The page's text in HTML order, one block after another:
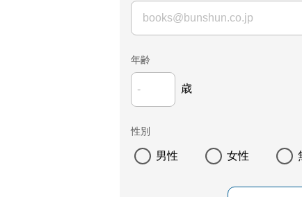
年齢
歳
性別
男性 女性